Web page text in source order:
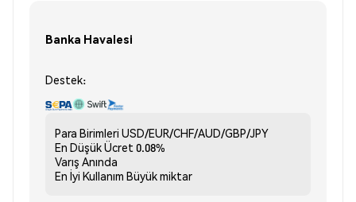
Banka Havalesi
Destek:
Para Birimleri USD/EUR/CHF/AUD/GBP/JPY
En Düşük Ücret 0.08%
Varış Anında
En İyi Kullanım Büyük miktar